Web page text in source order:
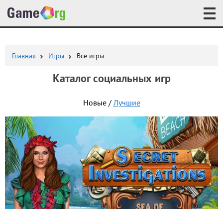
Главная Игры Все игры
Каталог социальных игр
Новые /Лучшие